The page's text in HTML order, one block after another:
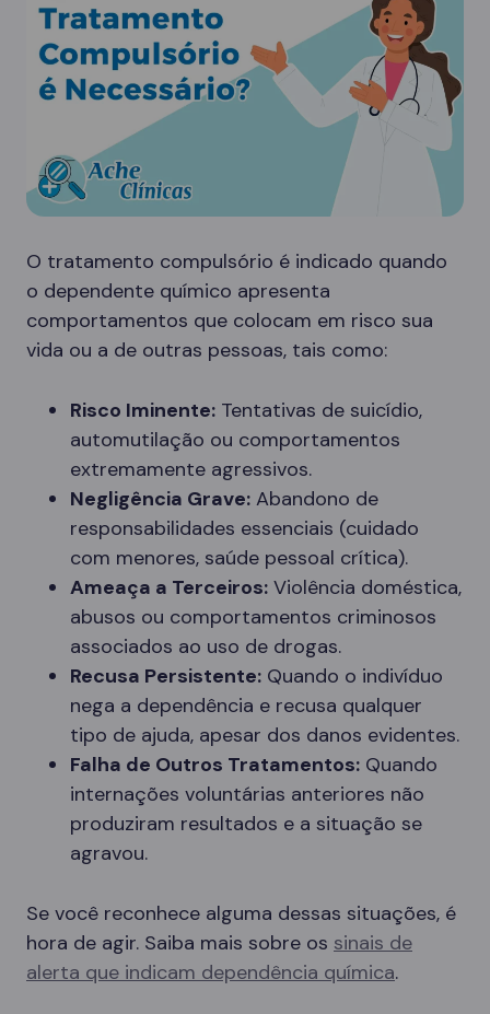
O tratamento compulsório é indicado quando
o dependente químico apresenta
comportamentos que colocam em risco sua
vida ou a de outras pessoas, tais como:
Risco Iminente: Tentativas de suicídio,
automutilação ou comportamentos
extremamente agressivos.
Negligência Grave: Abandono de
responsabilidades essenciais (cuidado
com menores, saúde pessoal crítica).
Ameaça a Terceiros: Violência doméstica,
abusos ou comportamentos criminosos
associados ao uso de drogas.
Recusa Persistente: Quando o indivíduo
nega a dependência e recusa qualquer
tipo de ajuda, apesar dos danos evidentes.
Falha de Outros Tratamentos: Quando
internações voluntárias anteriores não
produziram resultados e a situação se
agravou.
Se você reconhece alguma dessas situações, é
hora de agir. Saiba mais sobre os sinais de
alerta que indicam dependência química.